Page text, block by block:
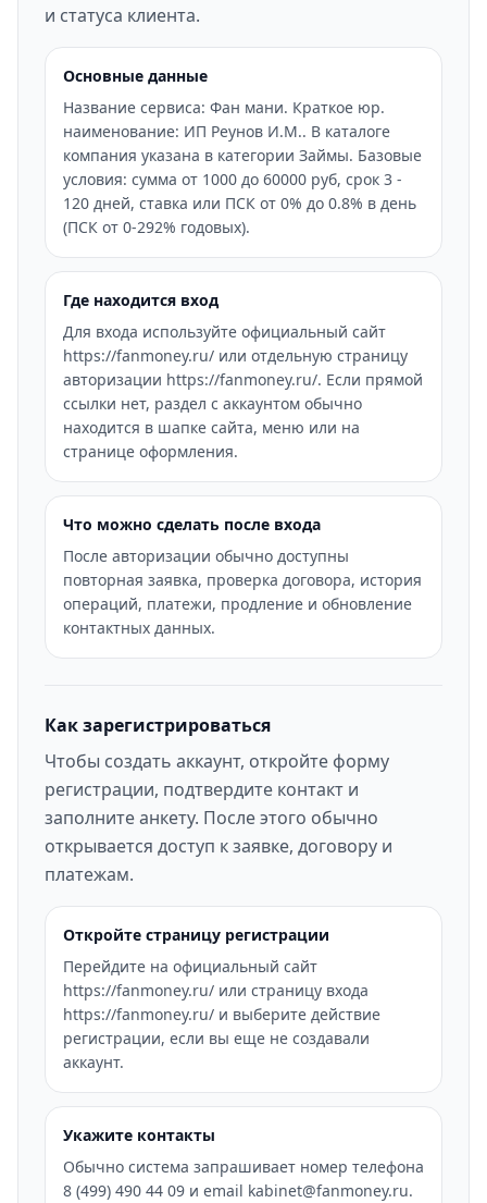
и статуса клиента.
Основные данные
Название сервиса: Фан мани. Краткое юр.
наименование: ИП Реунов И.М.. В каталоге
компания указана в категории Займы. Базовые
условия: сумма от 1000 до 60000 руб, срок 3 -
120 дней, ставка или ПСК от 0% до 0.8% в день
(ПСК от 0-292% годовых).
Где находится вход
Для входа используйте официальный сайт
https://fanmoney.ru/ или отдельную страницу
авторизации https://fanmoney.ru/. Если прямой
ссылки нет, раздел с аккаунтом обычно
находится в шапке сайта, меню или на
странице оформления.
Что можно сделать после входа
После авторизации обычно доступны
повторная заявка, проверка договора, история
операций, платежи, продление и обновление
контактных данных.
Как зарегистрироваться
Чтобы создать аккаунт, откройте форму
регистрации, подтвердите контакт и
заполните анкету. После этого обычно
открывается доступ к заявке, договору и
платежам.
Откройте страницу регистрации
Перейдите на официальный сайт
https://fanmoney.ru/ или страницу входа
https://fanmoney.ru/ и выберите действие
регистрации, если вы еще не создавали
аккаунт.
Укажите контакты
Обычно система запрашивает номер телефона
8 (499) 490 44 09 и email kabinet@fanmoney.ru.